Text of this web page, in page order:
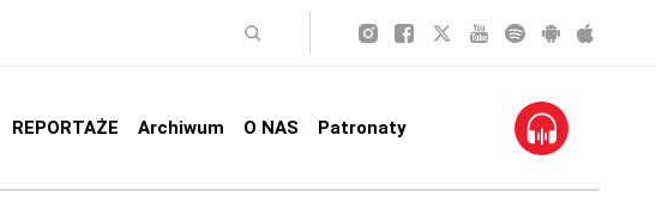
REPORTAŻE Archiwum O NAS Patronaty